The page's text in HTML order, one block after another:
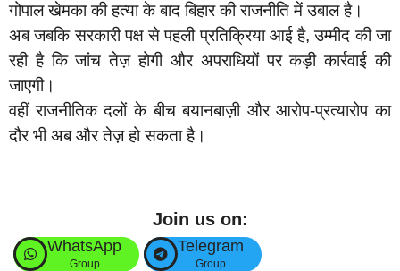
गोपाल खेमका की हत्या के बाद बिहार की राजनीति में उबाल है।
अब जबकि सरकारी पक्ष से पहली प्रतिक्रिया आई है, उम्मीद की जा
रही है कि जांच तेज़ होगी और अपराधियों पर कड़ी कार्रवाई की
जाएगी।
वहीं राजनीतिक दलों के बीच बयानबाज़ी और आरोप-प्रत्यारोप का
दौर भी अब और तेज़ हो सकता है।
Join us on:
WhatsApp
Group
Telegram
Group